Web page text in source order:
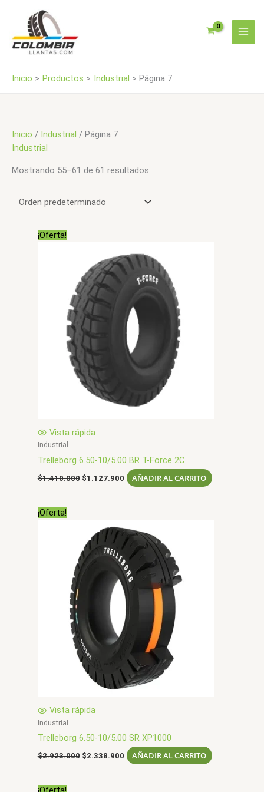
contenido
Inicio Productos Industrial Página 7
Inicio / Industrial / Página 7
Industrial
Mostrando 55–61 de 61 resultados
¡Oferta!
Vista rápida
Industrial
Trelleborg 6.50-10/5.00 BR T-Force 2C
$1.410.000 El
$1.127.900El
precio
AÑADIR AL CARRITO
¡Oferta!
Vista rápida
Industrial
Trelleborg 6.50-10/5.00 SR XP1000
$2.923.000 El
$2.338.900El
precio
AÑADIR AL CARRITO